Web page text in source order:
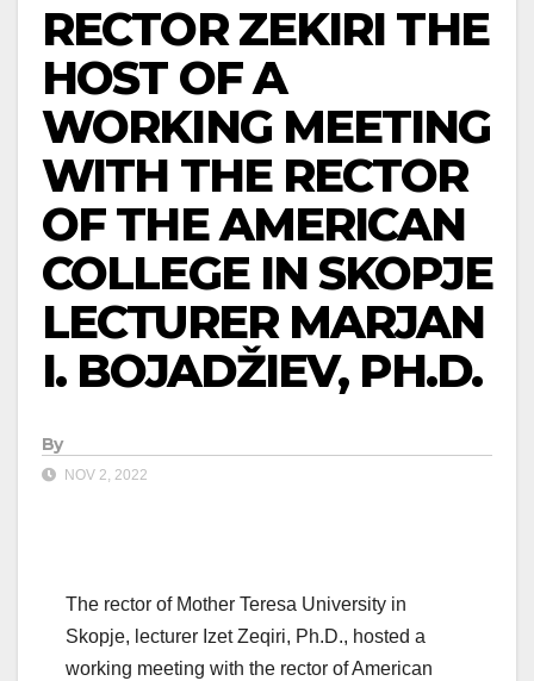
RECTOR ZEKIRI THE
HOST OF A
WORKING MEETING
WITH THE RECTOR
OF THE AMERICAN
COLLEGE IN SKOPJE
LECTURER MARJAN
I. BOJADŽIEV, PH.D.
By
NOV 2, 2022
The rector of Mother Teresa University in
Skopje, lecturer Izet Zeqiri, Ph.D., hosted a
working meeting with the rector of American